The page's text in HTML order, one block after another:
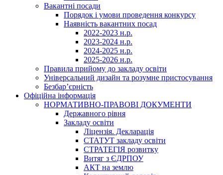
Вакантні посади
Порядок і умови проведення конкурсу
Наявність вакантних посад
2022-2023 н.р.
2023-2024 н.р.
2024-2025 н.р.
2025-2026 н.р.
Правила прийому до закладу освіти
Універсальний дизайн та розумне пристосування
Безбар’єрність
Офіційна інформація
НОРМАТИВНО-ПРАВОВІ ДОКУМЕНТИ
Державного рівня
Закладу освіти
Ліцензія. Декларація
СТАТУТ закладу освіти
СТРАТЕГІЯ розвитку
Витяг з ЄДРПОУ
АКТ на землю